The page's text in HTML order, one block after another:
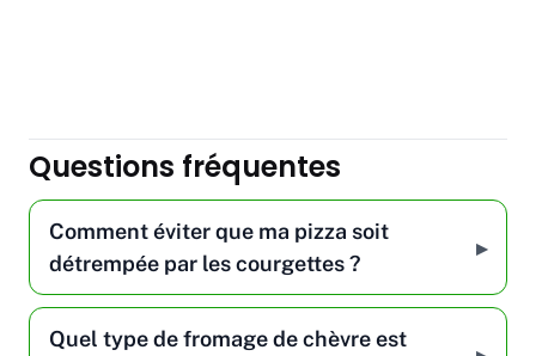
Questions fréquentes
Comment éviter que ma pizza soit
détrempée par les courgettes ?
Quel type de fromage de chèvre est